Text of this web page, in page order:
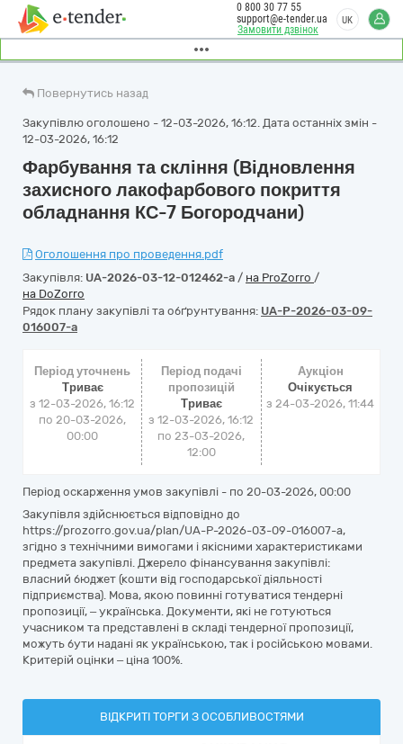
Замовити дзвінок
0 800 30 77 55
support@e-tender.ua
UK
Повернутись назад
Закупівлю оголошено - 12-03-2026, 16:12. Дата останніх змін -
12-03-2026, 16:12
Фарбування та скління (Відновлення
захисного лакофарбового покриття
обладнання КС-7 Богородчани)
Оголошення про проведення.pdf
Закупівля: UA-2026-03-12-012462-a / на ProZorro /
на DoZorro
Рядок плану закупівлі та обґрунтування: UA-P-2026-03-09-
016007-a
Період уточнень
Триває
з 12-03-2026, 16:12
по 20-03-2026,
00:00
Період подачі
пропозицій
Триває
з 12-03-2026, 16:12
по 23-03-2026,
12:00
Аукціон
Очікується
з24-03-2026, 11:44
Період оскарження умов закупівлі - по 20-03-2026, 00:00
Закупівля здійснюється відповідно до
https://prozorro.gov.ua/plan/UA-P-2026-03-09-016007-a,
згідно з технічними вимогами і якісними характеристиками
предмета закупівлі. Джерело фінансування закупівлі:
власний бюджет (кошти від господарської діяльності
підприємства). Мова, якою повинні готуватися тендерні
пропозиції, – українська. Документи, які не готуються
учасником та представлені в складі тендерної пропозиції,
можуть бути надані як українською, так і російською мовами.
Критерій оцінки – ціна 100%.
ВІДКРИТІ ТОРГИ З ОСОБЛИВОСТЯМИ